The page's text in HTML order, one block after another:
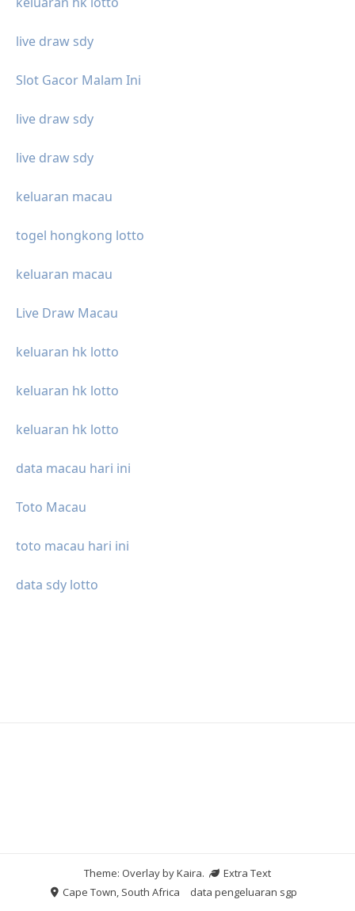
live draw sdy
Slot Gacor Malam Ini
live draw sdy
live draw sdy
keluaran macau
togel hongkong lotto
keluaran macau
Live Draw Macau
keluaran hk lotto
keluaran hk lotto
keluaran hk lotto
data macau hari ini
Toto Macau
toto macau hari ini
data sdy lotto
Theme: Overlay byKaira.
Extra Text
Cape Town, South Africa
data pengeluaran sgp